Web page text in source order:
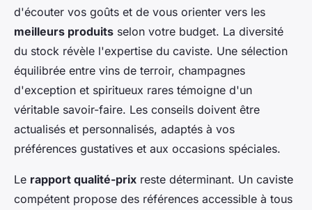
d'écouter vos goûts et de vous orienter vers les
meilleurs produits selon votre budget. La diversité
du stock révèle l'expertise du caviste. Une sélection
équilibrée entre vins de terroir, champagnes
d'exception et spiritueux rares témoigne d'un
véritable savoir-faire. Les conseils doivent être
actualisés et personnalisés, adaptés à vos
préférences gustatives et aux occasions spéciales.
Le rapport qualité-prix reste déterminant. Un caviste
compétent propose des références accessible à tous